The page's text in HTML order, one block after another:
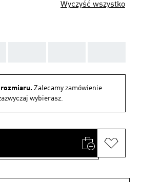
Wyczyść wszystko
rozmiaru. Zalecamy zamówienie
wybierasz.